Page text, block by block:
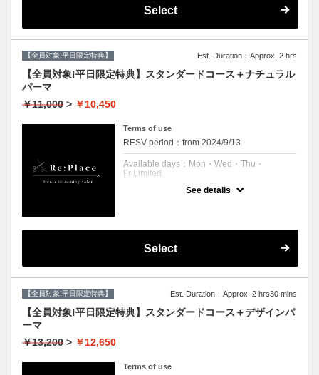
Expiration Date：
【平日限定クーポン】
カット、シャンプー、ツイスパ、肩マッサー
ジ、ブロー、眉毛メンテナンス
※シェービングはついていないメニューで
Select
【全員対象!平日限定特典】 Est. Duration：Approx. 2 hrs
【全員対象!平日限定特典】スタンダードコース＋ナチュラル
パーマ
￥11,000 > ￥10,450
Terms of use
RESV period：from 2024/9/13
Available days：Mon・Wed・Thu・
FriLimited
予約可能時刻：Mon 11:00 to 21:00
Expiration Date：
【平日限定】
カット、シャンプー、シェービング、ナチュ
ラルパーマ、ブロー、
眉毛メンテナンス
See details
Select
【全員対象!平日限定特典】 Est. Duration：Approx. 2 hrs30 mins
【全員対象!平日限定特典】スタンダードコース＋デザインパ
ーマ
￥13,200 > ￥12,650
Terms of use